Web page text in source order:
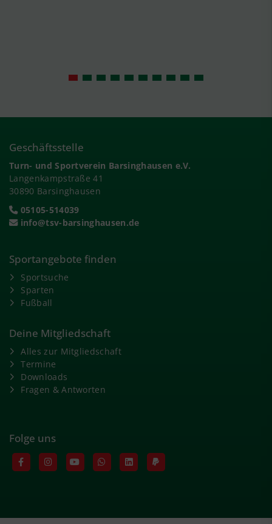
Geschäftsstelle
Turn- und Sportverein Barsinghausen e.V.
Langenkampstraße 41
30890 Barsinghausen
05105-514039
info@tsv-barsinghausen.de
Sportangebote finden
Sportsuche
Sparten
Fußball
Deine Mitgliedschaft
Alles zur Mitgliedschaft
Termine
Downloads
Fragen & Antworten
Folge uns